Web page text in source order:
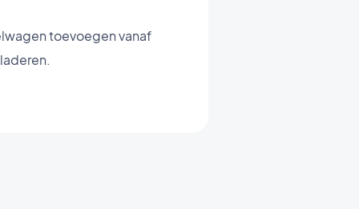
toevoegen vanaf